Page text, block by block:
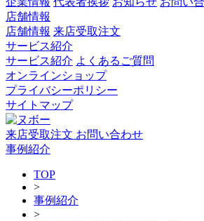
店舗情報
店舗情報 来店受取注文
サービス紹介
サービス紹介 よくあるご質問
オンラインショップ
プライバシーポリシー
サイトマップ
来店受取注文 お問い合わせ
事例紹介
TOP
>
事例紹介
>